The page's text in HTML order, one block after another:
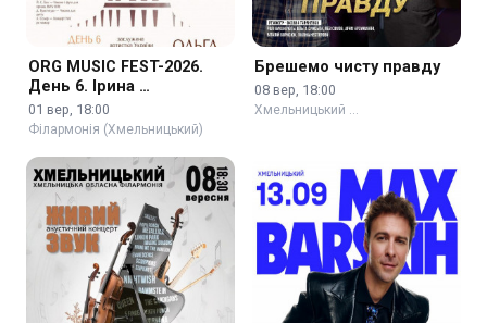
ORG MUSIC FEST-2026.
День 6. Ірина …
01 вер, 18:00
Філармонія (Хмельницький)
Брешемо чисту правду
08 вер, 18:00
Хмельницький …